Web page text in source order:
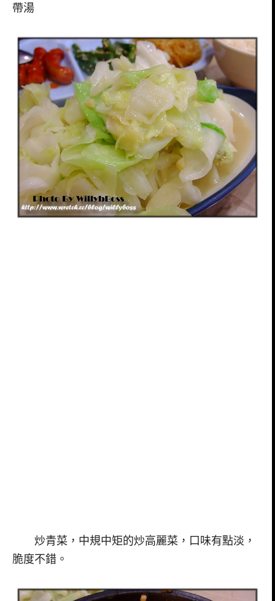
帶湯
炒青菜，中規中矩的炒高麗菜，口味有點淡，
脆度不錯。